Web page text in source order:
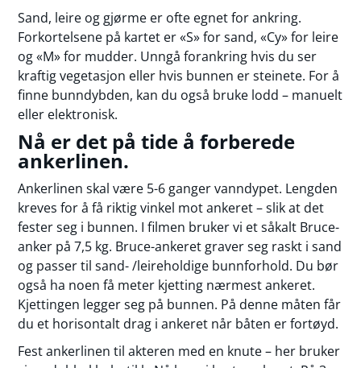
Sand, leire og gjørme er ofte egnet for ankring.
Forkortelsene på kartet er «S» for sand, «Cy» for leire
og «M» for mudder. Unngå forankring hvis du ser
kraftig vegetasjon eller hvis bunnen er steinete. For å
finne bunndybden, kan du også bruke lodd – manuelt
eller elektronisk.
Nå er det på tide å forberede
ankerlinen.
Ankerlinen skal være 5-6 ganger vanndypet. Lengden
kreves for å få riktig vinkel mot ankeret – slik at det
fester seg i bunnen. I filmen bruker vi et såkalt Bruce-
anker på 7,5 kg. Bruce-ankeret graver seg raskt i sand
og passer til sand- /leireholdige bunnforhold. Du bør
også ha noen få meter kjetting nærmest ankeret.
Kjettingen legger seg på bunnen. På denne måten får
du et horisontalt drag i ankeret når båten er fortøyd.
Fest ankerlinen til akteren med en knute – her bruker